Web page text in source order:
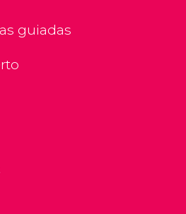
guiadas